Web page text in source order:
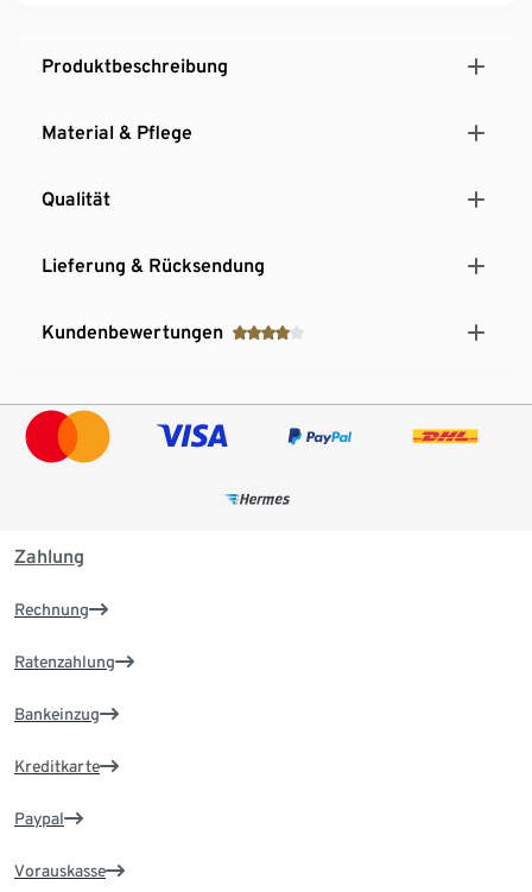
Produktbeschreibung
Material & Pflege
Qualität
Lieferung & Rücksendung
Kundenbewertungen
Zahlung
Rechnung
Ratenzahlung
Bankeinzug
Kreditkarte
Paypal
Vorauskasse